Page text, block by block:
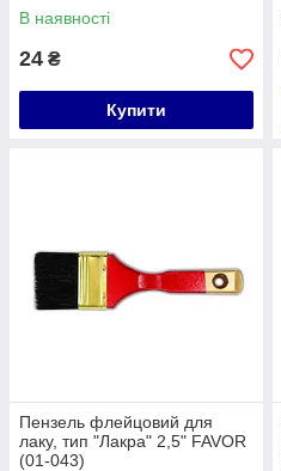
В наявності
24 ₴
Купити
Пензель флейцовий для
лаку, тип "Лакра" 2,5" FAVOR
(01-043)